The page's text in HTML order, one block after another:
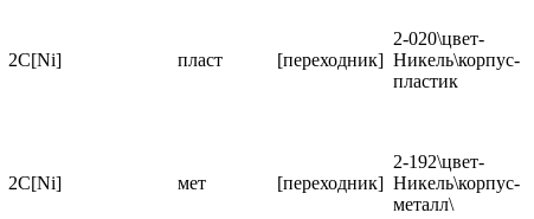
2C[Ni] пласт [переходник]
2-020\цвет-
Никель\корпус-
пластик
2C[Ni] мет [переходник]
2-192\цвет-
Никель\корпус-
металл\